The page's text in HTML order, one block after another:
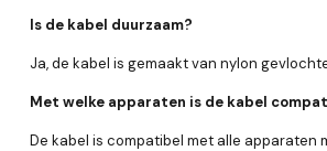
Is de kabel duurzaam?
Ja, de kabel is gemaakt van nylon
Met welke apparaten is de kabel
De kabel is compatibel met alle apparaten